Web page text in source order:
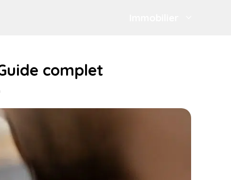
complet